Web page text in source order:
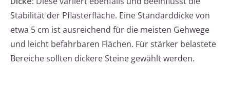
Stabilität der Pflasterfläche. Eine Standarddicke von
etwa 5 cm ist ausreichend für die meisten Gehwege
und leicht befahrbaren Flächen. Für stärker belastete
Bereiche sollten dickere Steine gewählt werden.